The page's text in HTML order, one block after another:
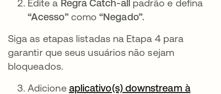
Edite a Regra Catch-all
padrão e defina
“Acesso”como“Negado”.
Siga as etapas listadas na Etapa 4 para
garantir que seus usuários não sejam
bloqueados.
Adicione aplicativo(s) downstream à